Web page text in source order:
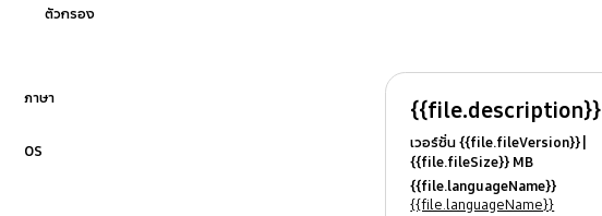
ตัวกรอง
ภาษา
OS
{{file.description}}
เวอร์ชั่น {{file.fileVersion}}
{{file.fileSize}} MB
{{file.fileModifiedDate}}
{{file.osNames}}
{{file.languageName}}
{{file.languageName}}